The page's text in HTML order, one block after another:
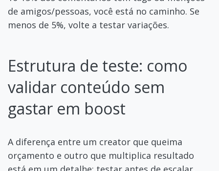
de amigos/pessoas, você está no caminho. Se
menos de 5%, volte a testar variações.
Estrutura de teste: como
validar conteúdo sem
gastar em boost
A diferença entre um creator que queima
orçamento e outro que multiplica resultado